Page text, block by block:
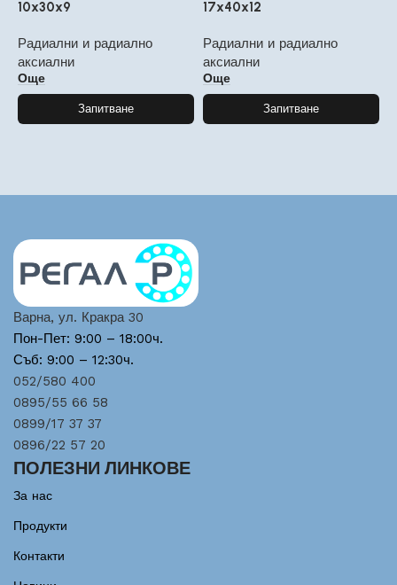
10x30x9
Радиални и радиално
аксиални
Още
Запитване
17x40x12
Радиални и радиално
аксиални
Още
Запитване
Варна, ул. Кракра 30
Пон-Пет: 9:00 – 18:00ч.
Съб: 9:00 – 12:30ч.
052/580 400
0895/55 66 58
0899/17 37 37
0896/22 57 20
ПОЛЕЗНИ ЛИНКОВЕ
За нас
Продукти
Контакти